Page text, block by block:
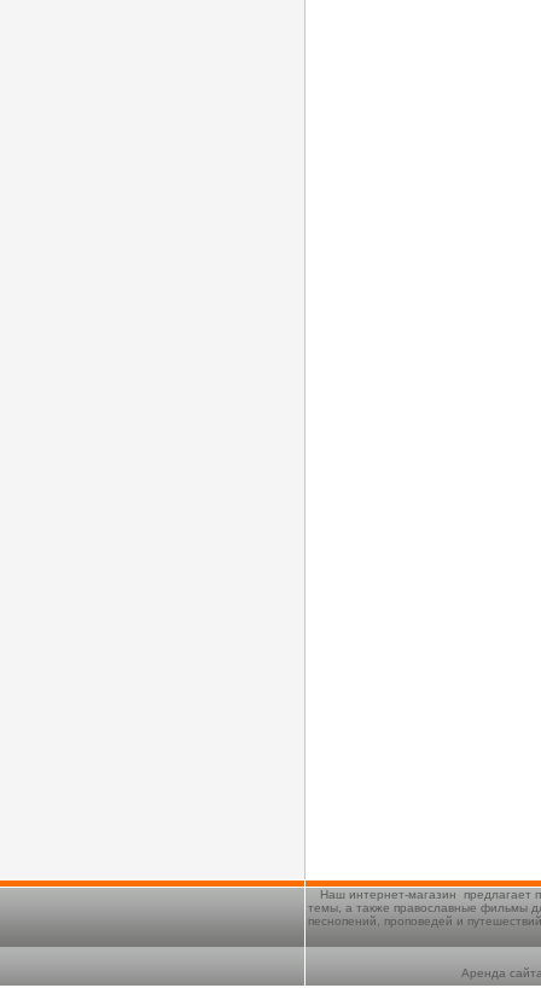
Наш интернет-магазин предлагает
темы, а также православные фильмы
песнопений, проповедей и
Аренда